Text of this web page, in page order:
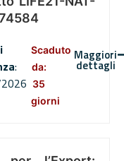
:
Scaduto
da:
35
giorni
Maggiori
dettagli